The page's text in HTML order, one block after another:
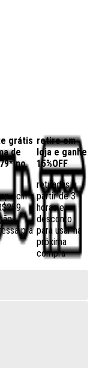
grátis
de
no
acima
pra
retire em
loja e ganhe
15%OFF
retiradas a
partir de 3
horas e
desconto
para usar na
próxima
compra